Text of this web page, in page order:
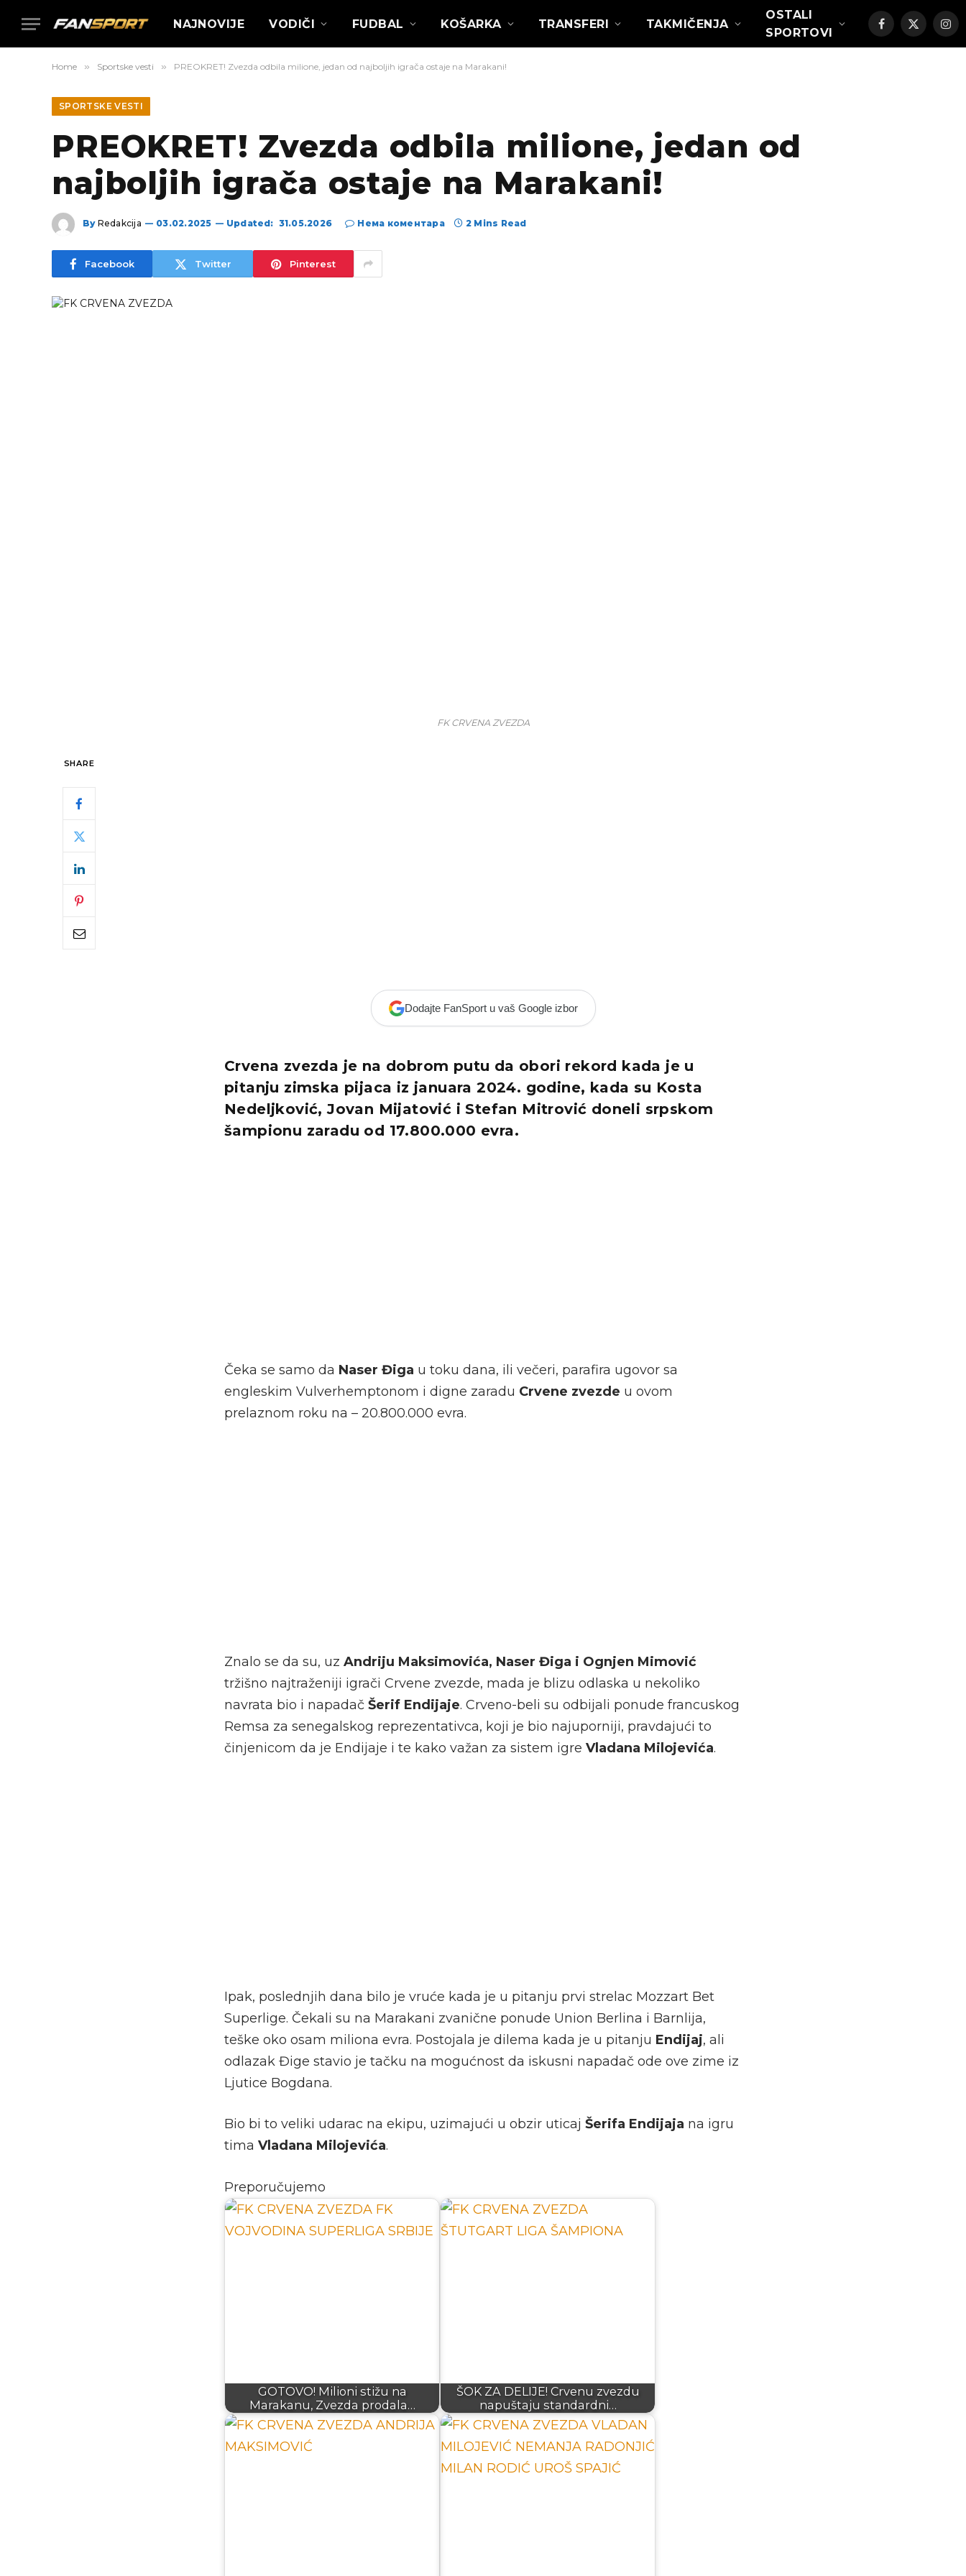
NAJNOVIJE VODIČI FUDBAL KOŠARKA TRANSFERI TAKMIČENJA
OSTALI
SPORTOVI
Facebook
X
(Twitter)
Home » Sportske vesti » PREOKRET! Zvezda odbila milione, jedan od najboljih igrača ostaje na Marakani!
SPORTSKE VESTI
PREOKRET! Zvezda odbila milione, jedan od
najboljih igrača ostaje na Marakani!
By Redakcija 03.02.2025 Updated: 31.05.2026 Нема коментара 2 Mins Read
Facebook Twitter Pinterest
FK CRVENA ZVEZDA
SHARE
Dodajte FanSport u vaš Google izbor
Crvena zvezda je na dobrom putu da obori rekord kada je u
pitanju zimska pijaca iz januara 2024. godine, kada su Kosta
Nedeljković, Jovan Mijatović i Stefan Mitrović doneli srpskom
šampionu zaradu od 17.800.000 evra.
Čeka se samo da Naser Điga u toku dana, ili večeri, parafira ugovor sa
engleskim Vulverhemptonom i digne zaradu Crvene zvezde u ovom
prelaznom roku na – 20.800.000 evra.
Znalo se da su, uz Andriju Maksimovića, Naser Điga i Ognjen Mimović
tržišno najtraženiji igrači Crvene zvezde, mada je blizu odlaska u nekoliko
navrata bio i napadač Šerif Endijaje. Crveno-beli su odbijali ponude francuskog
Remsa za senegalskog reprezentativca, koji je bio najuporniji, pravdajući to
činjenicom da je Endijaje i te kako važan za sistem igre Vladana Milojevića.
Ipak, poslednjih dana bilo je vruće kada je u pitanju prvi strelac Mozzart Bet
Superlige. Čekali su na Marakani zvanične ponude Union Berlina i Barnlija,
teške oko osam miliona evra. Postojala je dilema kada je u pitanju Endijaj, ali
odlazak Đige stavio je tačku na mogućnost da iskusni napadač ode ove zime iz
Ljutice Bogdana.
Bio bi to veliki udarac na ekipu, uzimajući u obzir uticaj Šerifa Endijaja na igru
tima Vladana Milojevića.
Preporučujemo
GOTOVO! Milioni stižu na
Marakanu, Zvezda prodala…
ŠOK ZA DELIJE! Crvenu zvezdu
napuštaju standardni…